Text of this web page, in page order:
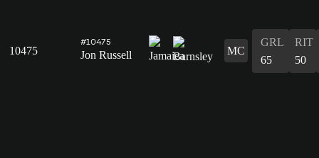
10475
#10475
Jon Russell MC
GRL
65
RIT
50